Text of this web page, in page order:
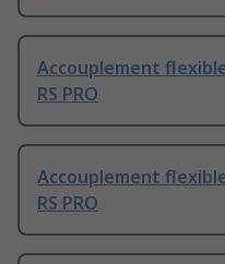
Accouplement
RS PRO
Accouplement
RS PRO